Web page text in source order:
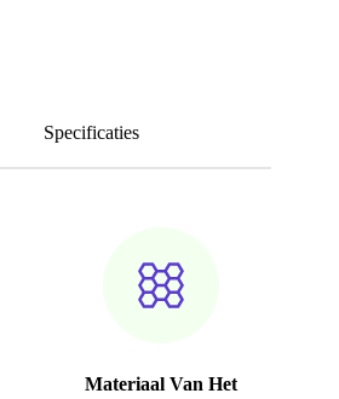
Specificaties
Materiaal Van Het